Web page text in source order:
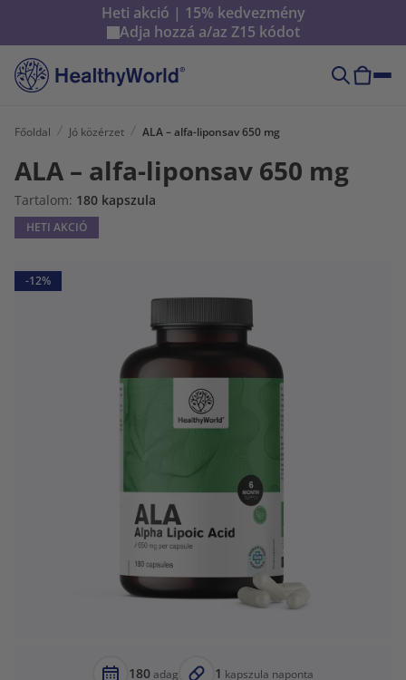
Heti akció | 15% kedvezmény
Adja hozzá a/az Z15 kódot
Főoldal Jó közérzet ALA – alfa-liponsav 650 mg
ALA – alfa-liponsav 650 mg
Tartalom: 180 kapszula
HETI AKCIÓ
-12%
180adag 1 kapszula naponta